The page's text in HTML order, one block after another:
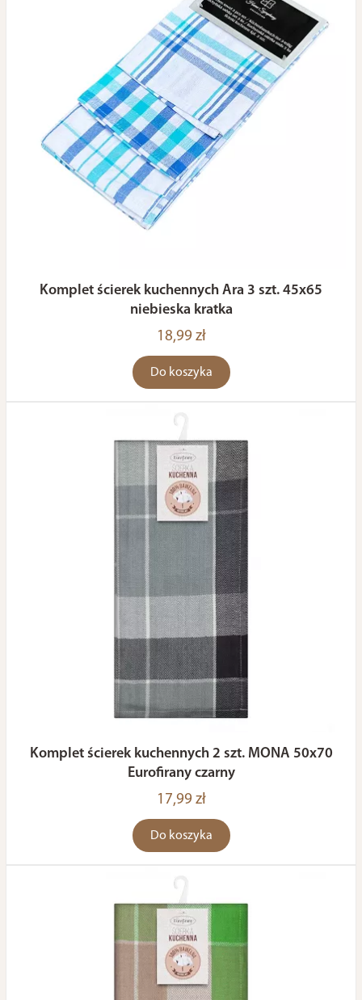
Komplet ścierek kuchennych Ara 3 szt. 45x65
niebieska kratka
18,99 zł
Do koszyka
Komplet ścierek kuchennych 2 szt. MONA 50x70
Eurofirany czarny
17,99 zł
Do koszyka